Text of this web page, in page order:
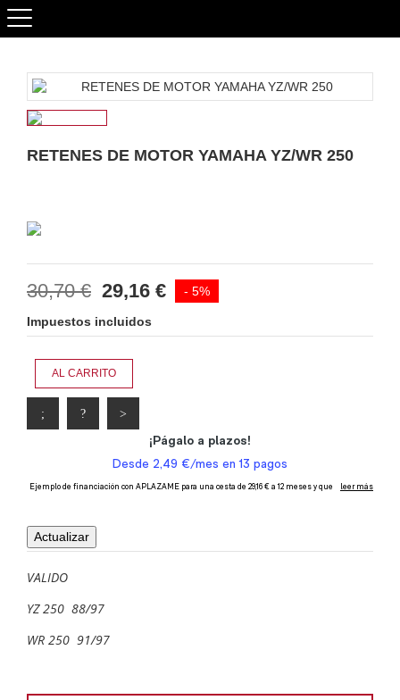
RETENES DE MOTOR YAMAHA YZ/WR 250
30,70 € 29,16 € - 5%
Impuestos incluidos
AL CARRITO
VALIDO
YZ 250 88/97
WR 250 91/97